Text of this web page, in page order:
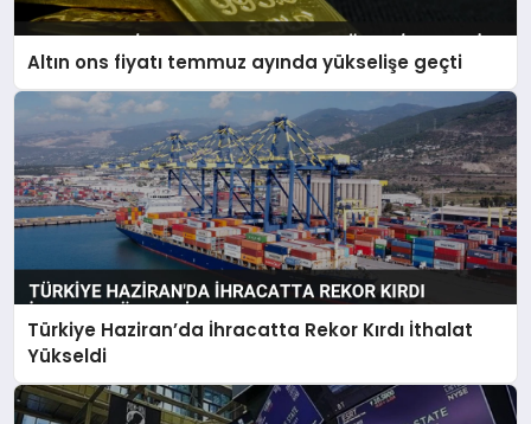
Altın ons fiyatı temmuz ayında yükselişe geçti
Türkiye Haziran’da İhracatta Rekor Kırdı İthalat
Yükseldi